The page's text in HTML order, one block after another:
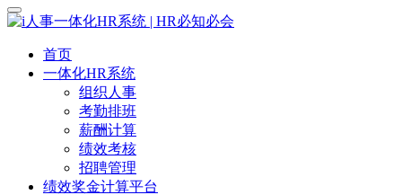
首页
一体化HR系统
组织人事
考勤排班
薪酬计算
绩效考核
招聘管理
绩效奖金计算平台